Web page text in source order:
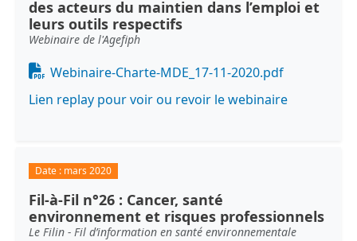
des acteurs du maintien dans l’emploi et
leurs outils respectifs
Webinaire de l'Agefiph
Document
Webinaire-Charte-MDE_17-11-2020.pdf
Lien replay pour voir ou revoir le webinaire
Date : mars 2020
Fil-à-Fil n°26 : Cancer, santé
environnement et risques professionnels
Le Filin - Fil d’information en santé environnementale